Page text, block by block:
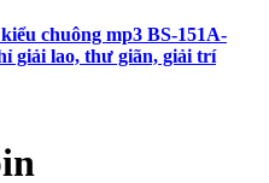
chuông mp3 BS-151A-
giải lao, thư giãn, giải trí